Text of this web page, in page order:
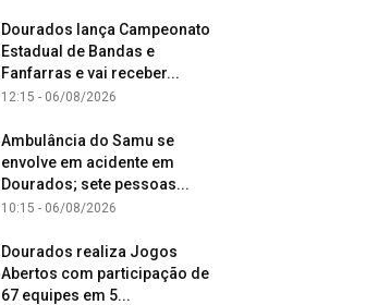
Dourados lança Campeonato
Estadual de Bandas e
Fanfarras e vai receber...
12:15 - 06/08/2026
Ambulância do Samu se
envolve em acidente em
Dourados; sete pessoas...
10:15 - 06/08/2026
Dourados realiza Jogos
Abertos com participação de
67 equipes em 5...